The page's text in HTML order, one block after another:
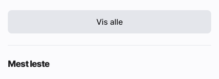
Vis alle
Mest leste